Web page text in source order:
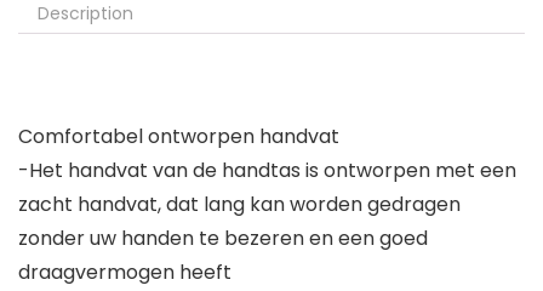
Description
Comfortabel ontworpen handvat
-Het handvat van de handtas is ontworpen met een
zacht handvat, dat lang kan worden gedragen
zonder uw handen te bezeren en een goed
draagvermogen heeft